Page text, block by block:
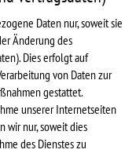
Daten nur, soweit sie
Änderung des
Dies erfolgt auf
von Daten zur
gestattet.
unserer Internetseiten
wir nur, soweit dies
des Dienstes zu